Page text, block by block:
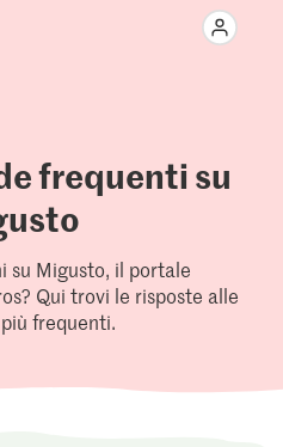
frequenti su
su Migusto, il portale
Qui trovi le risposte alle
frequenti.